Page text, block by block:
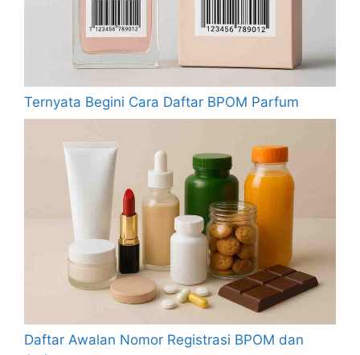
Ternyata Begini Cara Daftar BPOM Parfum
Daftar Awalan Nomor Registrasi BPOM dan